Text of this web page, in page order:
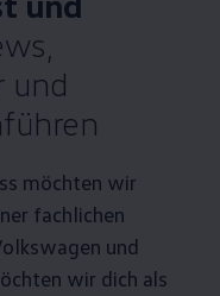
und
möchten wir
fachlichen
und
wir dich als